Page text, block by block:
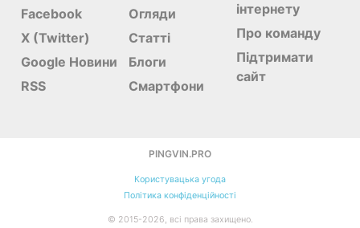
Facebook
X (Twitter)
Google Новини
RSS
Огляди
Статті
Блоги
Смартфони
інтернету
Про команду
Підтримати
сайт
PINGVIN.PRO
Користувацька угода
Політика конфіденційності
© 2015-2026, всі права захищено.